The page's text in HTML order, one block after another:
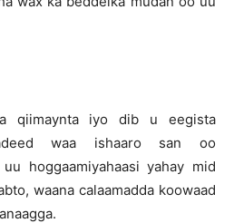
qiimaynta iyo dib u eegista
waa ishaaro san oo
hoggaamiyahaasi yahay mid
waana calaamadda koowaad